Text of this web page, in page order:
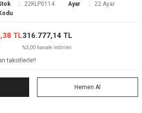
22KLP0114 Ayar 22 Ayar
TL316.777,14 TL
%3,00 havale indirimi
taksitlerle!!
Hemen Al